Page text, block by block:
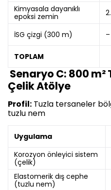
Kimyasala dayanıklı
epoksi zemin
İSG çizgi (300 m)
–
TOPLAM
Senaryo C: 800 m²
Çelik Atölye
Profil: Tuzla tersaneler
tuzlu nem
Uygulama
Korozyon önleyici sistem
(çelik)
Elastomerik dış cephe
(tuzlu nem)